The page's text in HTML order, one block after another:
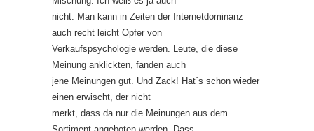
nicht. Man kann in Zeiten der Internetdominanz
auch recht leicht Opfer von
Verkaufspsychologie werden. Leute, die diese
Meinung anklickten, fanden auch
jene Meinungen gut. Und Zack! Hat´s schon wieder
einen erwischt, der nicht
merkt, dass da nur die Meinungen aus dem